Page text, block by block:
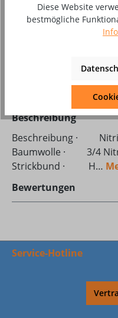
Zum Merkzettel hinzufügen
Produktnummer:
Beschreibung
Beschreibung ·
Baumwolle · 3/4
Strickbund · H…
Bewertungen
Service-Hotline
Diese Website
bestmögliche